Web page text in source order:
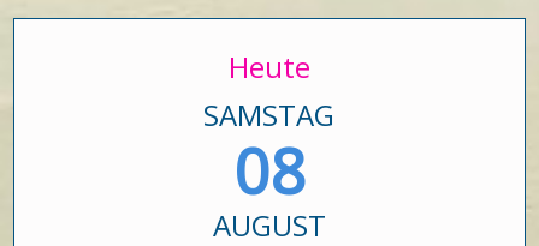
Heute
SAMSTAG
08
AUGUST